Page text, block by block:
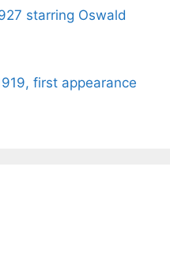
starring Oswald
first appearance